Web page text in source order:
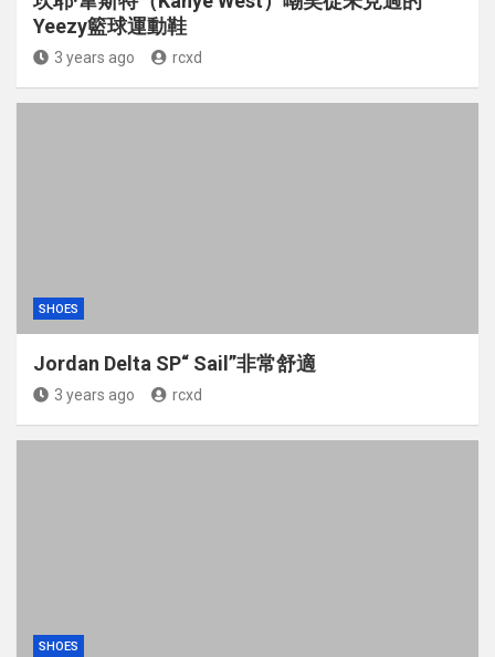
Yeezy籃球運動鞋
3 years ago rcxd
SHOES
Jordan Delta SP“ Sail”非常舒適
3 years ago rcxd
SHOES